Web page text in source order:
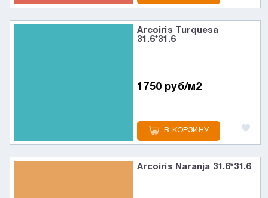
Arcoiris Turquesa
31.6*31.6
1750 руб/м2
В КОРЗИНУ
Arcoiris Naranja 31.6*31.6